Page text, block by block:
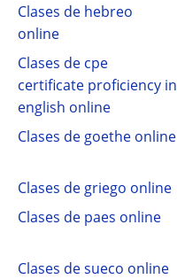
Clases de hebreo
online
Clases de cpe
certificate proficiency in
english online
Clases de goethe online
Clases de griego online
Clases de paes online
Clases de sueco online